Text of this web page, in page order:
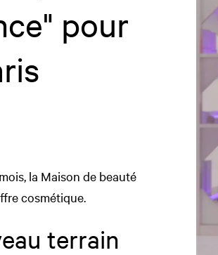
pour
la Maison de beauté
cosmétique.
terrain